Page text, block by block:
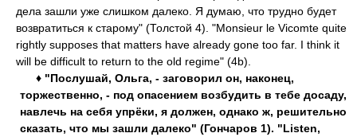
дела зашли уже слишком далеко. Я думаю, что трудно будет
возвратиться к старому" (Толстой 4). "Monsieur le Vicomte quite
rightly supposes that matters have already gone too far. I think it
will be difficult to return to the old regime" (4b).
♦ "Послушай, Ольга, - заговорил он, наконец,
торжественно, - под опасением возбудить в тебе досаду,
навлечь на себя упрёки, я должен, однако ж, решительно
сказать, что мы зашли далеко" (Гончаров 1). "Listen,